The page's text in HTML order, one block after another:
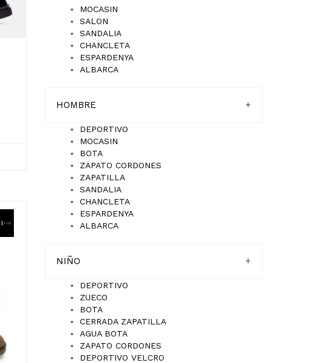
MOCASIN
SALON
SANDALIA
CHANCLETA
ESPARDENYA
ALBARCA
HOMBRE +
DEPORTIVO
MOCASIN
BOTA
ZAPATO CORDONES
ZAPATILLA
SANDALIA
CHANCLETA
ESPARDENYA
ALBARCA
NIÑO +
DEPORTIVO
ZUECO
BOTA
CERRADA ZAPATILLA
AGUA BOTA
ZAPATO CORDONES
DEPORTIVO VELCRO